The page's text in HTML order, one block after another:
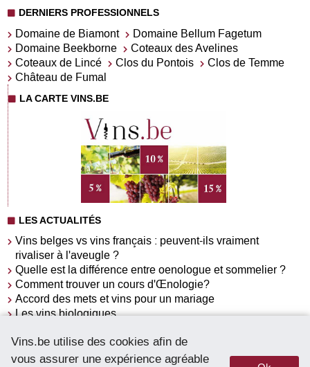
Vins.be utilise des cookies afin de
vous assurer une expérience agréable
DERNIERS PROFESSIONNELS
Domaine de Biamont
Domaine Bellum Fagetum
Domaine Beekborne
Coteaux des Avelines
Coteaux de Lincé
Clos du Pontois
Clos de Temme
Château de Fumal
LA CARTE VINS.BE
LES ACTUALITÉS
Vins belges vs vins français : peuvent-ils vraiment
rivaliser à l'aveugle ?
Quelle est la différence entre oenologue et sommelier ?
Comment trouver un cours d'Œnologie?
Accord des mets et vins pour un mariage
Les vins biologiques
Trouver la salle parfaite pour l'organisation d'une
dégustation de vins